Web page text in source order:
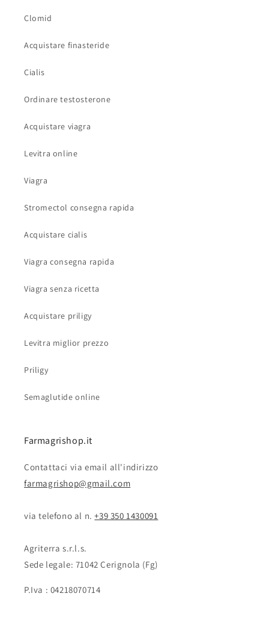
Clomid
Acquistare finasteride
Cialis
Ordinare testosterone
Acquistare viagra
Levitra online
Viagra
Stromectol consegna rapida
Acquistare cialis
Viagra consegna rapida
Viagra senza ricetta
Acquistare priligy
Levitra miglior prezzo
Priligy
Semaglutide online
Farmagrishop.it
Contattaci via email all'indirizzo
farmagrishop@gmail.com
via telefono al n. ‭‭+39 350 1430091
Agriterra s.r.l.s.
Sede legale: 71042 Cerignola (Fg)
P.Iva : 04218070714